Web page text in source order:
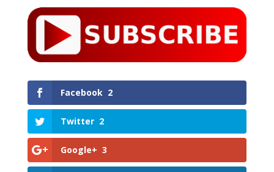
Facebook 2
Twitter 2
Google+ 3